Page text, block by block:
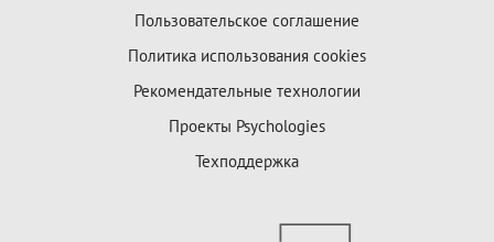
Пользовательское соглашение
Политика использования cookies
Рекомендательные технологии
Проекты Psychologies
Техподдержка